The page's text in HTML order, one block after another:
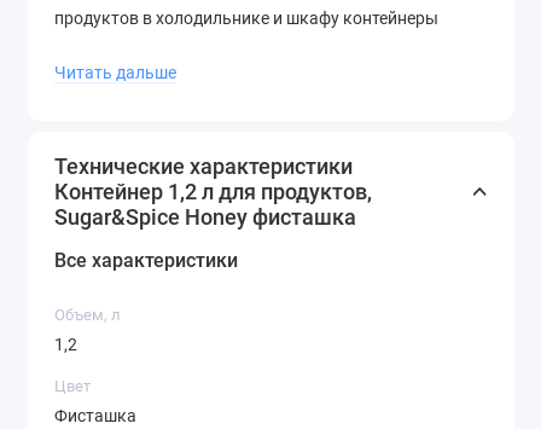
продуктов в холодильнике и шкафу контейнеры
крышке. Пустые контейнеры компактно
Читать дальше
Технические характеристики
Контейнер 1,2 л для продуктов,
Sugar&Spice Honey фисташка
Все характеристики
Объем, л
1,2
Цвет
Фисташка